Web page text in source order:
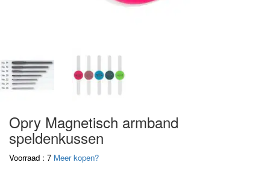
Opry Magnetisch armband
speldenkussen
Voorraad : 7 Meer kopen?